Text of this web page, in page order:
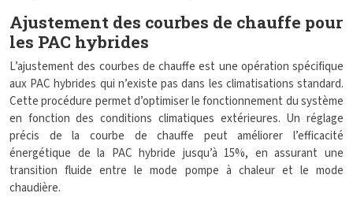
Ajustement des courbes de chauffe pour
les PAC hybrides
L’ajustement des courbes de chauffe est une opération spécifique
aux PAC hybrides qui n’existe pas dans les climatisations standard.
Cette procédure permet d’optimiser le fonctionnement du système
en fonction des conditions climatiques extérieures. Un réglage
précis de la courbe de chauffe peut améliorer l’efficacité
énergétique de la PAC hybride jusqu’à 15%, en assurant une
transition fluide entre le mode pompe à chaleur et le mode
chaudière.